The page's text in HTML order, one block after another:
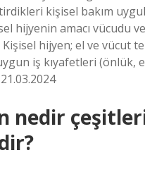
kişisel bakım
hijyenin amacı vücudu
hijyen; el ve vücut
iş kıyafetleri (önlük,
nedir